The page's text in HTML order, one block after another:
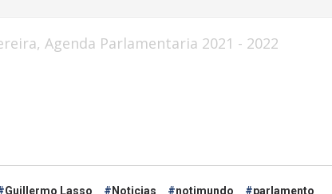
Agenda Parlamentaria 2021 - 2022
Guillermo Lasso Noticias notimundo parlamento